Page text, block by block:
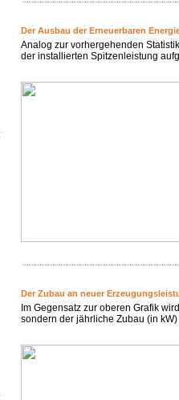
Der Ausbau der Erneuerbaren
Analog zur vorhergehenden
der installierten Spitzenleistung
Der Zubau an neuer
Im Gegensatz zur oberen Grafik
sondern der jährliche Zubau (in